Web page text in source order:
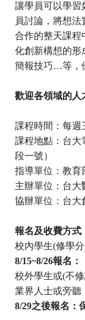
讓學員可以學習
員討論，將想法
合作的整天課程
化創新構想的形
簡報技巧…等，
歡迎各領域的人
課程時間：每週
課程地點：台大
段一號）
指導單位：教育
主辦單位：台大
協辦單位：台大
報名及收費方式
校內學生(修學分
8/15~8/26報名：
校外學生或(不
業界人士或旁聽
8/29之後報名：